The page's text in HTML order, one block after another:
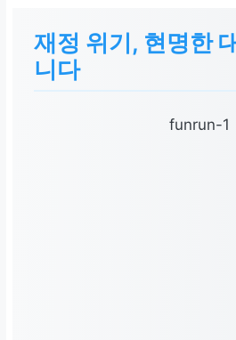
재정 위기, 현명한
니다
funrun-1